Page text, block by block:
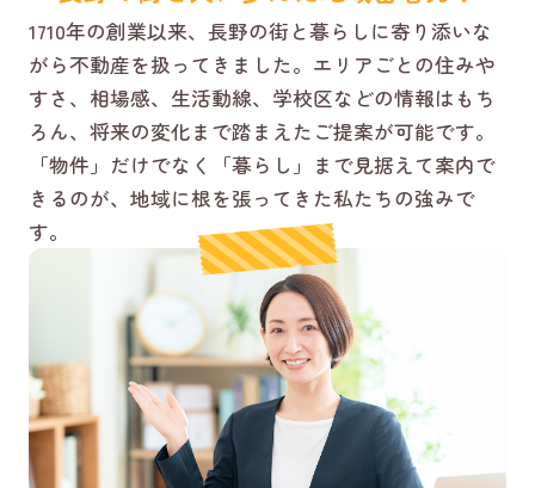
1710年の創業以来、長野の街と暮らしに寄り添いな
がら不動産を扱ってきました。エリアごとの住みや
すさ、相場感、生活動線、学校区などの情報はもち
ろん、将来の変化まで踏まえたご提案が可能です。
「物件」だけでなく「暮らし」まで見据えて案内で
きるのが、地域に根を張ってきた私たちの強みで
す。